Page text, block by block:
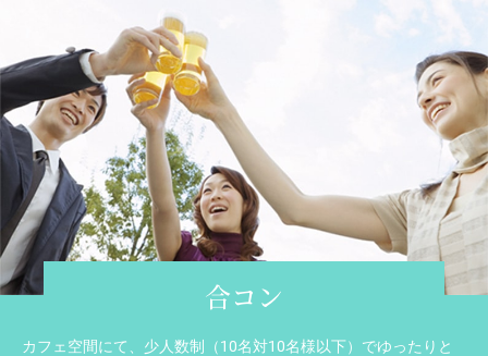
合コン
カフェ空間にて、少人数制（10名対10名様以下）でゆったりと